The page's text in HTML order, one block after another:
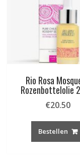
Rio Rosa
Rozenbottelolie
€20.50
Bestellen